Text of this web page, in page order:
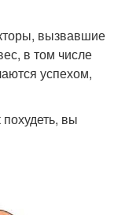
вызвавшие
в том числе
успехом,
вы